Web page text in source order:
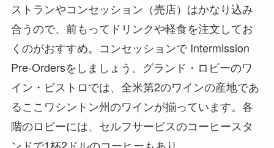
ストランやコンセッション（売店）はかなり込み
合うので、前もってドリンクや軽食を注文してお
くのがおすすめ。コンセッションで Intermission
Pre-Ordersをしましょう。グランド・ロビーのワ
イン・ビストロでは、全米第2のワインの産地であ
るここワシントン州のワインが揃っています。各
階のロビーには、セルフサービスのコーヒースタ